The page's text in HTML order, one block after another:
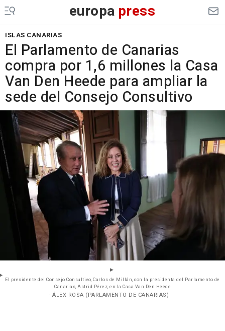
europa press
ISLAS CANARIAS
El Parlamento de Canarias
compra por 1,6 millones la Casa
Van Den Heede para ampliar la
sede del Consejo Consultivo
El presidente del Consejo Consultivo, Carlos de Millán, con la presidenta del Parlamento de
Canarias, Astrid Pérez, en la Casa Van Den Heede
- ÁLEX ROSA (PARLAMENTO DE CANARIAS)